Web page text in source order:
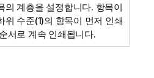
의 계층을 설정합니다. 항목이
위 수준(1)의 항목이 먼저 인쇄
서로 계속 인쇄됩니다.